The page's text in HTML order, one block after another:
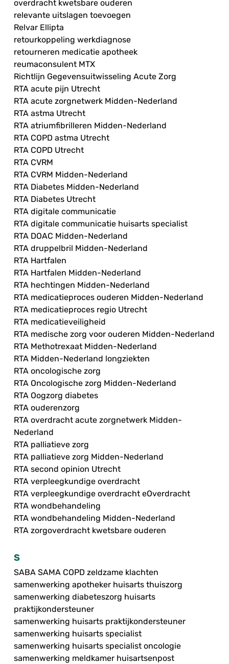
overdracht kwetsbare ouderen
relevante uitslagen toevoegen
Relvar Ellipta
retourkoppeling werkdiagnose
retourneren medicatie apotheek
reumaconsulent MTX
Richtlijn Gegevensuitwisseling Acute Zorg
RTA acute pijn Utrecht
RTA acute zorgnetwerk Midden-Nederland
RTA astma Utrecht
RTA atriumfibrilleren Midden-Nederland
RTA COPD astma Utrecht
RTA COPD Utrecht
RTA CVRM
RTA CVRM Midden-Nederland
RTA Diabetes Midden-Nederland
RTA Diabetes Utrecht
RTA digitale communicatie
RTA digitale communicatie huisarts specialist
RTA DOAC Midden-Nederland
RTA druppelbril Midden-Nederland
RTA Hartfalen
RTA Hartfalen Midden-Nederland
RTA hechtingen Midden-Nederland
RTA medicatieproces ouderen Midden-Nederland
RTA medicatieproces regio Utrecht
RTA medicatieveiligheid
RTA medische zorg voor ouderen Midden-Nederland
RTA Methotrexaat Midden-Nederland
RTA Midden-Nederland longziekten
RTA oncologische zorg
RTA Oncologische zorg Midden-Nederland
RTA Oogzorg diabetes
RTA ouderenzorg
RTA overdracht acute zorgnetwerk Midden-
Nederland
RTA palliatieve zorg
RTA palliatieve zorg Midden-Nederland
RTA second opinion Utrecht
RTA verpleegkundige overdracht
RTA verpleegkundige overdracht eOverdracht
RTA wondbehandeling
RTA wondbehandeling Midden-Nederland
RTA zorgoverdracht kwetsbare ouderen
S
SABA SAMA COPD zeldzame klachten
samenwerking apotheker huisarts thuiszorg
samenwerking diabeteszorg huisarts
praktijkondersteuner
samenwerking huisarts praktijkondersteuner
samenwerking huisarts specialist
samenwerking huisarts specialist oncologie
samenwerking meldkamer huisartsenpost